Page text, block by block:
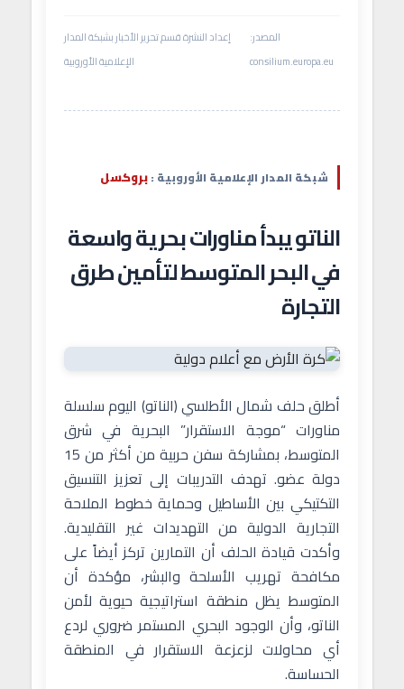
المصدر:
consilium.europa.eu
إعداد النشرة قسم تحرير الأخبار بشبكة المدار
الإعلامية الأوروبية
شبكة المدار الإعلامية الأوروبية :بروكسل
الناتو يبدأ مناورات بحرية واسعة
في البحر المتوسط لتأمين طرق
التجارة
أطلق حلف شمال الأطلسي (الناتو) اليوم سلسلة
مناورات “موجة الاستقرار” البحرية في شرق
المتوسط، بمشاركة سفن حربية من أكثر من 15
دولة عضو. تهدف التدريبات إلى تعزيز التنسيق
التكتيكي بين الأساطيل وحماية خطوط الملاحة
التجارية الدولية من التهديدات غير التقليدية.
وأكدت قيادة الحلف أن التمارين تركز أيضاً على
مكافحة تهريب الأسلحة والبشر، مؤكدة أن
المتوسط يظل منطقة استراتيجية حيوية لأمن
الناتو، وأن الوجود البحري المستمر ضروري لردع
أي محاولات لزعزعة الاستقرار في المنطقة
الحساسة.